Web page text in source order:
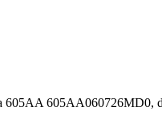
605AA 605AA060726MD0,